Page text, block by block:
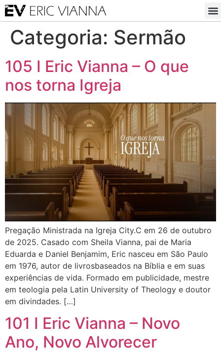
Categoria: Sermão
105 I Eric Vianna – O que
nos torna Igreja
Pregação Ministrada na Igreja City.C em 26 de outubro
de 2025. Casado com Sheila Vianna, pai de Maria
Eduarda e Daniel Benjamim, Eric nasceu em São Paulo
em 1976, autor de livrosbaseados na Bíblia e em suas
experiências de vida. Formado em publicidade, mestre
em teologia pela Latin University of Theology e doutor
em divindades. […]
101 I Eric Vianna – Novo
Ano, Novo Alvorecer